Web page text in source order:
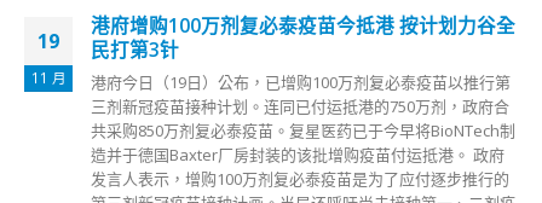
19
11 月
港府增购100万剂复必泰疫苗今抵港 按计划力谷全
民打第3针
港府今日（19日）公布，已增购100万剂复必泰疫苗以推行第
三剂新冠疫苗接种计划。连同已付运抵港的750万剂，政府合
共采购850万剂复必泰疫苗。复星医药已于今早将BioNTech制
造并于德国Baxter厂房封装的该批增购疫苗付运抵港。 政府
发言人表示，增购100万剂复必泰疫苗是为了应付逐步推行的